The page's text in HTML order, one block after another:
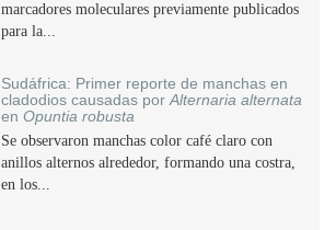
marcadores moleculares previamente publicados
para la...
Sudáfrica: Primer reporte de manchas en
cladodios causadas por Alternaria alternata
en Opuntia robusta
Se observaron manchas color café claro con
anillos alternos alrededor, formando una costra,
en los...